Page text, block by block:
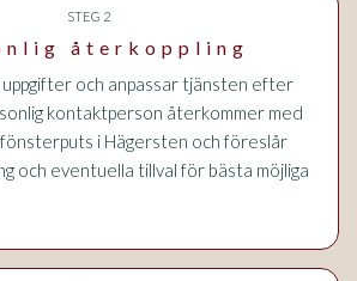
STEG 2
återkoppling
uppgifter och anpassar tjänsten efter
kontaktperson återkommer med
i Hägersten och föreslår
och eventuella tillval för bästa möjliga